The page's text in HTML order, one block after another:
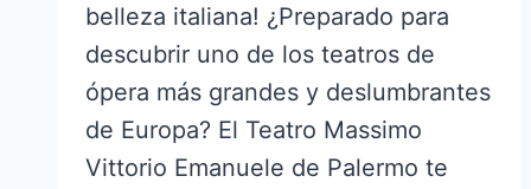
belleza italiana! ¿Preparado para
descubrir uno de los teatros de
ópera más grandes y deslumbrantes
de Europa? El Teatro Massimo
Vittorio Emanuele de Palermo te